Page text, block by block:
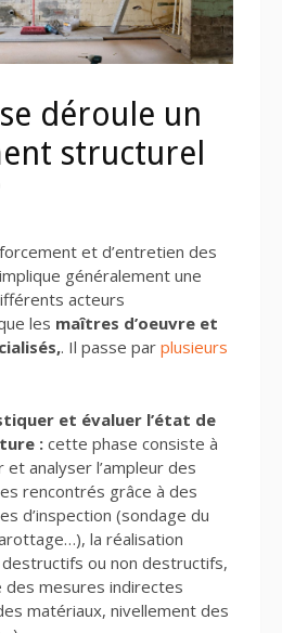
déroule un
structurel
et d’entretien des
généralement une
acteurs
les maîtres d’oeuvre et
. Il passe par plusieurs
et évaluer l’état de
: cette phase consiste à
analyser l’ampleur des
rencontrés grâce à des
d’inspection (sondage du
la réalisation
destructifs ou non destructifs,
des mesures indirectes
matériaux, nivellement des